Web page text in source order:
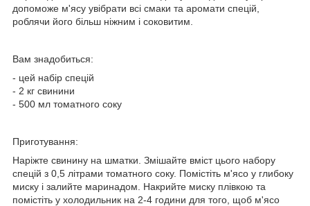
допоможе м'ясу увібрати всі смаки та аромати спецій,
роблячи його більш ніжним і соковитим.
Вам знадобиться:
- цей набір спецій
- 2 кг свинини
- 500 мл томатного соку
Приготування:
Наріжте свинину на шматки. Змішайте вміст цього набору
спецій з 0,5 літрами томатного соку. Помістіть м'ясо у глибоку
миску і залийте маринадом. Накрийте миску плівкою та
помістіть у холодильник на 2-4 години для того, щоб м'ясо